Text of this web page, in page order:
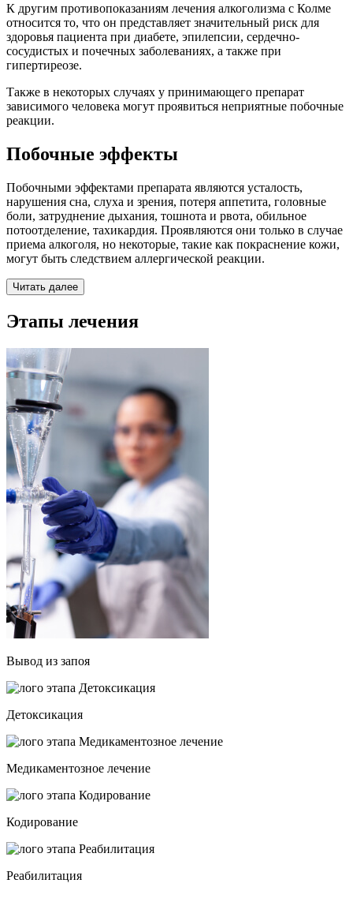
К другим противопоказаниям лечения алкоголизма с Колме
относится то, что он представляет значительный риск для
здоровья пациента при диабете, эпилепсии, сердечно-
сосудистых и почечных заболеваниях, а также при
гипертиреозе.
Также в некоторых случаях у принимающего препарат
зависимого человека могут проявиться неприятные побочные
реакции.
Побочные эффекты
Побочными эффектами препарата являются усталость,
нарушения сна, слуха и зрения, потеря аппетита, головные
боли, затруднение дыхания, тошнота и рвота, обильное
потоотделение, тахикардия. Проявляются они только в случае
приема алкоголя, но некоторые, такие как покраснение кожи,
могут быть следствием аллергической реакции.
Читать далее
Этапы лечения
Вывод из запоя
Детоксикация
Медикаментозное лечение
Кодирование
Реабилитация